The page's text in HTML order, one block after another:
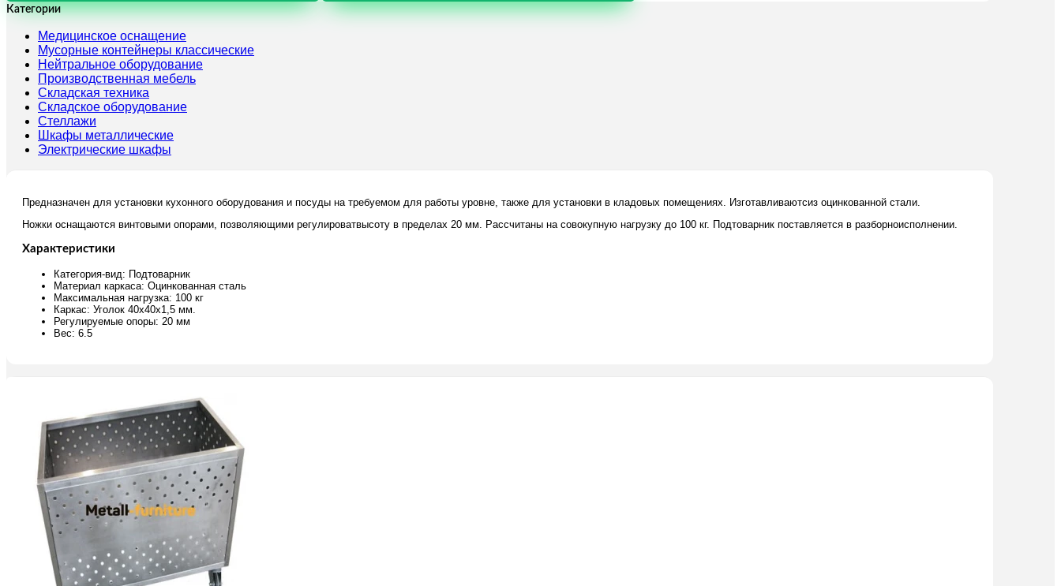
Ц
Категории
Медицинское оснащение
Мусорные контейнеры классические
Нейтральное оборудование
Производственная мебель
Складская техника
Складское оборудование
Стеллажи
Шкафы металлические
Электрические шкафы
Предназначен для установки кухонного оборудования и посуды на требуемом для работы уровне, также для установки в кладовых помещениях. Изготавливаютсиз оцинкованной стали.
Ножки оснащаются винтовыми опорами, позволяющими регулироватвысоту в пределах 20 мм. Рассчитаны на совокупную нагрузку до 100 кг. Подтоварник поставляется в разборноисполнении.
Характеристики
Категория-вид: Подтоварник
Материал каркаса: Оцинкованная сталь
Максимальная нагрузка: 100 кг
Каркас: Уголок 40х40х1,5 мм.
Регулируемые опоры: 20 мм
Вес: 6.5